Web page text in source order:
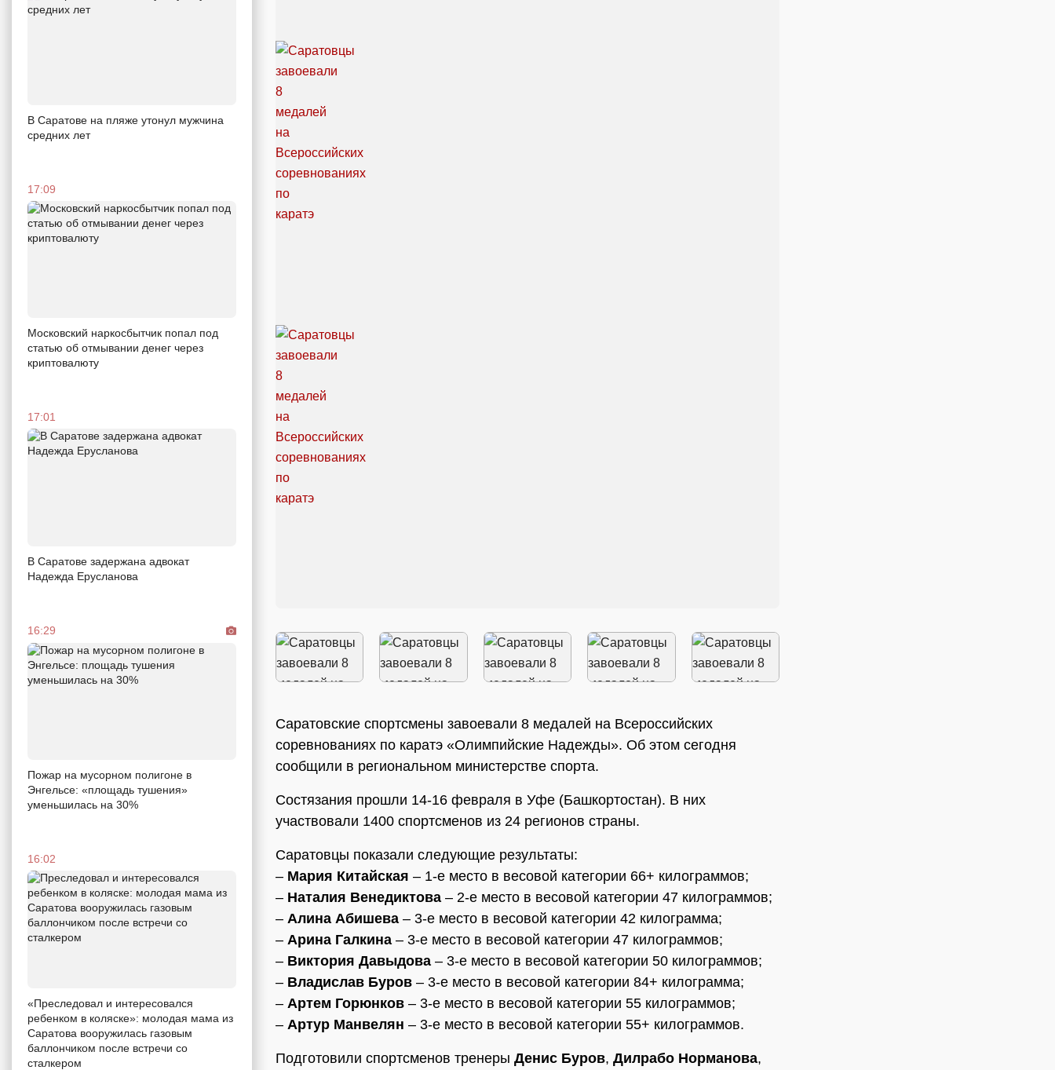
В Саратове на пляже утонул мужчина
средних лет
17:09
Московский наркосбытчик попал под
статью об отмывании денег через
криптовалюту
17:01
В Саратове задержана адвокат
Надежда Ерусланова
16:29
Пожар на мусорном полигоне в
Энгельсе: «площадь тушения»
уменьшилась на 30%
16:02
«Преследовал и интересовался
ребенком в коляске»: молодая мама из
Саратова вооружилась газовым
баллончиком после встречи со
сталкером
Саратовские спортсмены завоевали 8 медалей на Всероссийских
соревнованиях по каратэ «Олимпийские Надежды». Об этом сегодня
сообщили в региональном министерстве спорта.
Состязания прошли 14-16 февраля в Уфе (Башкортостан). В них
участвовали 1400 спортсменов из 24 регионов страны.
Саратовцы показали следующие результаты:
– Мария Китайская – 1-е место в весовой категории 66+ килограммов;
– Наталия Венедиктова – 2-е место в весовой категории 47 килограммов;
– Алина Абишева – 3-е место в весовой категории 42 килограмма;
– Арина Галкина – 3-е место в весовой категории 47 килограммов;
– Виктория Давыдова – 3-е место в весовой категории 50 килограммов;
– Владислав Буров – 3-е место в весовой категории 84+ килограмма;
– Артем Горюнков – 3-е место в весовой категории 55 килограммов;
– Артур Манвелян – 3-е место в весовой категории 55+ килограммов.
Подготовили спортсменов тренеры Денис Буров, Дилрабо Норманова,